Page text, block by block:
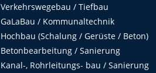
Verkehrswegebau / Tiefbau
GaLaBau / Kommunaltechnik
Hochbau (Schalung / Gerüste / Beton)
Betonbearbeitung / Sanierung
Kanal-, Rohrleitungs- bau / Sanierung